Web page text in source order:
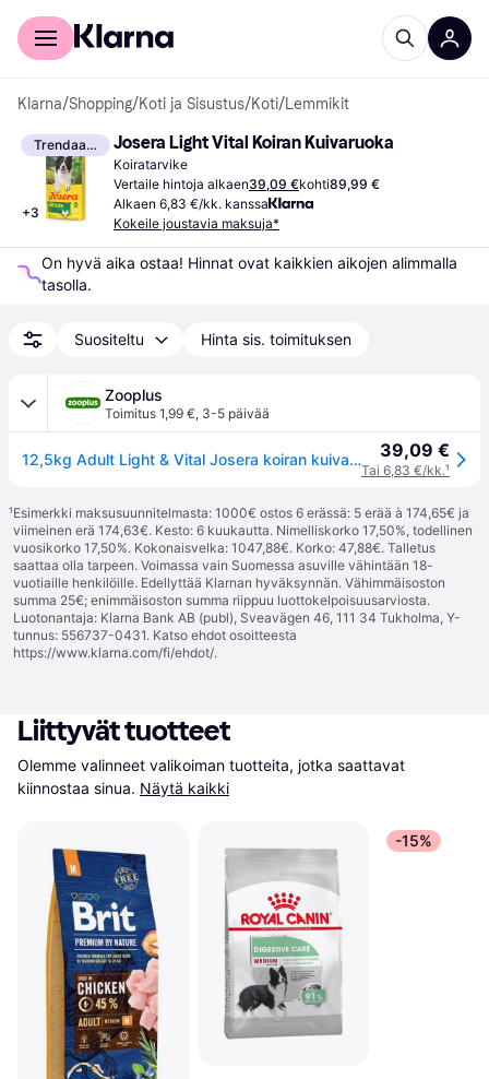
Kuluttajille
Klarna/Shopping/Koti ja Sisustus/Koti/Lemmikit
Trendaava
+3
Josera Light Vital Koiran Kuivaruoka
Koiratarvike
Vertaile hintoja alkaen39,09 €kohti89,99 €
Alkaen 6,83 €/kk. kanssa
Kokeile joustavia maksuja*
On hyvä aika ostaa! Hinnat ovat kaikkien aikojen alimmalla
tasolla.
Suositeltu Hinta sis. toimituksen
Zooplus
Toimitus 1,99 €, 3-5 päivää
12,5kg Adult Light & Vital Josera koiran kuivaruoka 39,09 €
Tai 6,83 €/kk.¹
¹Esimerkki maksusuunnitelmasta: 1000€ ostos 6 erässä: 5 erää à 174,65€ ja
viimeinen erä 174,63€. Kesto: 6 kuukautta. Nimelliskorko 17,50%, todellinen
vuosikorko 17,50%. Kokonaisvelka: 1047,88€. Korko: 47,88€. Talletus
saattaa olla tarpeen. Voimassa vain Suomessa asuville vähintään 18-
vuotiaille henkilöille. Edellyttää Klarnan hyväksynnän. Vähimmäisoston
summa 25€; enimmäisoston summa riippuu luottokelpoisuusarviosta.
Luotonantaja: Klarna Bank AB (publ), Sveavägen 46, 111 34 Tukholma, Y-
tunnus: 556737-0431. Katso ehdot osoitteesta
https://www.klarna.com/fi/ehdot/.
Liittyvät tuotteet
Olemme valinneet valikoiman tuotteita, jotka saattavat
kiinnostaa sinua. Näytä kaikki
-15%